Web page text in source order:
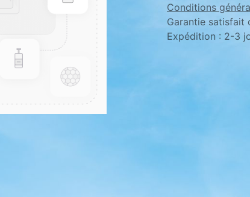
Conditions
Garantie satisfait
Expédition : 2-3